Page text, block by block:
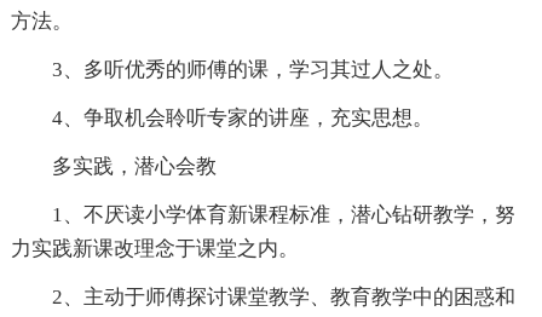
方法。
3、多听优秀的师傅的课，学习其过人之处。
4、争取机会聆听专家的讲座，充实思想。
多实践，潜心会教
1、不厌读小学体育新课程标准，潜心钻研教学，努
力实践新课改理念于课堂之内。
2、主动于师傅探讨课堂教学、教育教学中的困惑和